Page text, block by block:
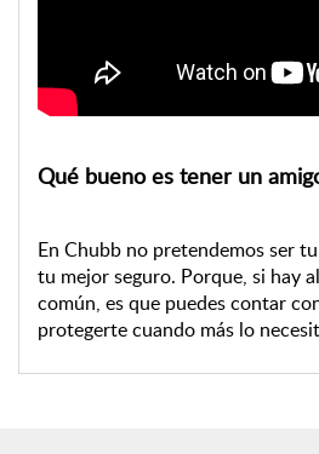
Qué bueno es tener un
En Chubb no pretendemos ser
tu mejor seguro. Porque, si hay
común, es que puedes contar
protegerte cuando más lo